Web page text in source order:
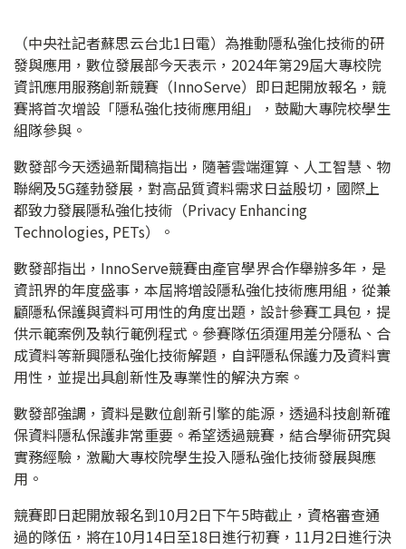
（中央社記者蘇思云台北1日電）為推動隱私強化技術的研
發與應用，數位發展部今天表示，2024年第29屆大專校院
資訊應用服務創新競賽（InnoServe）即日起開放報名，競
賽將首次增設「隱私強化技術應用組」，鼓勵大專院校學生
組隊參與。
數發部今天透過新聞稿指出，隨著雲端運算、人工智慧、物
聯網及5G蓬勃發展，對高品質資料需求日益殷切，國際上
都致力發展隱私強化技術（Privacy Enhancing
Technologies, PETs）。
數發部指出，InnoServe競賽由產官學界合作舉辦多年，是
資訊界的年度盛事，本屆將增設隱私強化技術應用組，從兼
顧隱私保護與資料可用性的角度出題，設計參賽工具包，提
供示範案例及執行範例程式。參賽隊伍須運用差分隱私、合
成資料等新興隱私強化技術解題，自評隱私保護力及資料實
用性，並提出具創新性及專業性的解決方案。
數發部強調，資料是數位創新引擎的能源，透過科技創新確
保資料隱私保護非常重要。希望透過競賽，結合學術研究與
實務經驗，激勵大專校院學生投入隱私強化技術發展與應
用。
競賽即日起開放報名到10月2日下午5時截止，資格審查通
過的隊伍，將在10月14日至18日進行初賽，11月2日進行決